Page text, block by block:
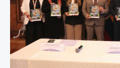
sector
agropecuario
y
agroindustrial
del